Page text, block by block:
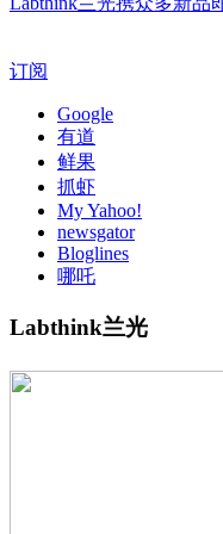
订阅
Google
有道
鲜果
抓虾
My Yahoo!
newsgator
Bloglines
哪吒
Labthink兰光